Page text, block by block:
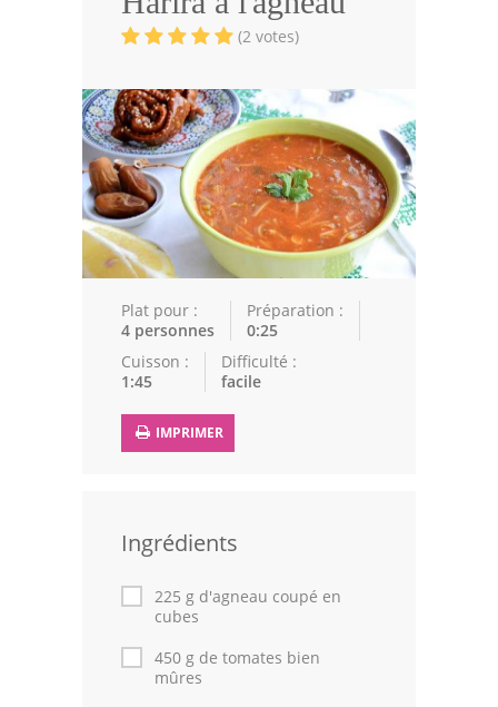
Volailles
Pâtisseries Orientales
Recettes marocaine
Cuisine Algérienne
Cuisine Tunisienne
Cuisine Libanaise
Articles
Actualités
Leçons de cuisine
Fêtes Religieuses
Chefs
Forum
(2 votes)
Plat pour :
4 personnes
Préparation :
0:25
Cuisson :
1:45
Difficulté :
facile
IMPRIMER
Ingrédients
225 g d'agneau coupé en
cubes
450 g de tomates bien
mûres